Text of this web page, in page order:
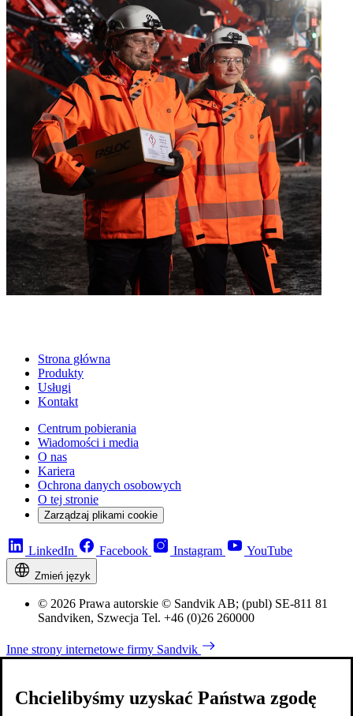
Strona główna
Produkty
Usługi
Kontakt
Centrum pobierania
Wiadomości i media
O nas
Kariera
Ochrona danych osobowych
O tej stronie
Zarządzaj plikami cookie
LinkedIn Facebook Instagram YouTube
Zmień język
© 2026 Prawa autorskie © Sandvik AB; (publ) SE-811 81
Sandviken, Szwecja Tel. +46 (0)26 260000
Inne strony internetowe firmy Sandvik
Chcielibyśmy uzyskać Państwa zgodę